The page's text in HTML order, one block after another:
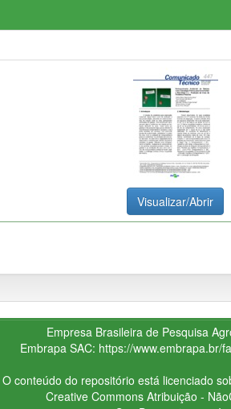
Visualizar/Abrir
Empresa Brasileira de Pesquisa
Embrapa SAC: https://www.embrapa.br/
O conteúdo do repositório está licenciado
Creative CommonsAtribuição -